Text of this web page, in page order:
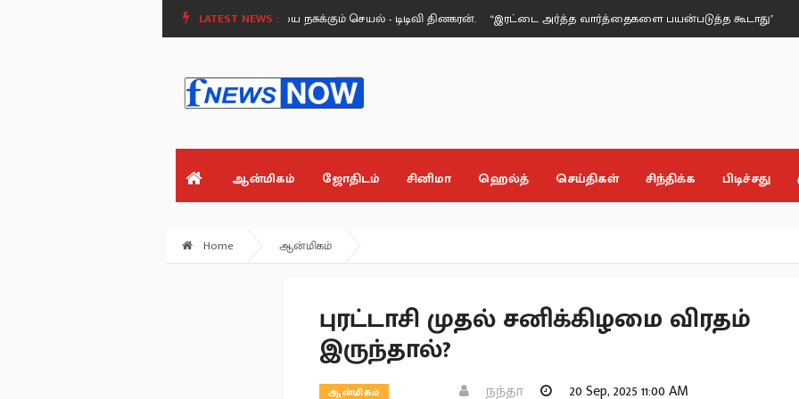
LATEST NEWS :
கைது: எதிர்க்கட்சிகளின் குரல்வளையை நசுக்கும் செயல் - டிடிவி தினகரன். “இரட்டை அர்த்த வார்த்தைகளை பயன்படுத்த கூடாது” -
ஆன்மிகம் ஜோதிடம் சினிமா ஹெல்த் செய்திகள் சிந்திக்க பிடிச்சது
Home ஆன்மிகம்
புரட்டாசி முதல் சனிக்கிழமை விரதம்
இருந்தால்?
ஆன்மிகம் நந்தா 20 Sep, 2025 11:00 AM